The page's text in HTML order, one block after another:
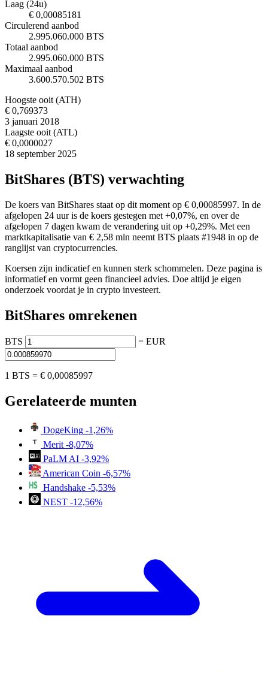
Laag (24u)
€ 0,00085181
Circulerend aanbod
2.995.060.000 BTS
Totaal aanbod
2.995.060.000 BTS
Maximaal aanbod
3.600.570.502 BTS
Hoogste ooit (ATH)
€ 0,769373
3 januari 2018
Laagste ooit (ATL)
€ 0,0000027
18 september 2025
BitShares (BTS) verwachting
De koers van BitShares staat op dit moment op € 0,00085997. In de
afgelopen 24 uur is de koers gestegen met +0,07%, en over de
afgelopen 7 dagen kwam de verandering uit op +0,29%. Met een
marktkapitalisatie van € 2,58 mln neemt BTS plaats #1948 in op de
ranglijst van cryptocurrencies.
Koersen zijn indicatief en kunnen sterk schommelen. Deze pagina is
informatief en vormt geen financieel advies. Doe altijd je eigen
onderzoek voordat je in crypto investeert.
BitShares omrekenen
BTS = EUR
1 BTS = € 0,00085997
Gerelateerde munten
DogeKing -1,26%
Merit -8,07%
PaLM AI -3,92%
American Coin -6,57%
Handshake -5,53%
NEST -12,56%